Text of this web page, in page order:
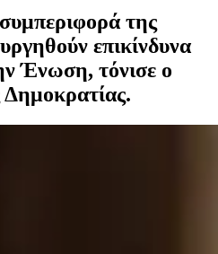
της
επικίνδυνα
Ένωση, τόνισε ο